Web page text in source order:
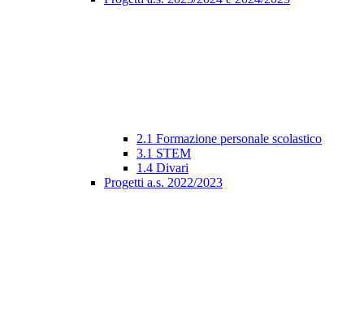
2.1 Formazione personale scolastico
3.1 STEM
1.4 Divari
Progetti a.s. 2022/2023